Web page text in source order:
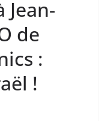
Jean-
de
:
!